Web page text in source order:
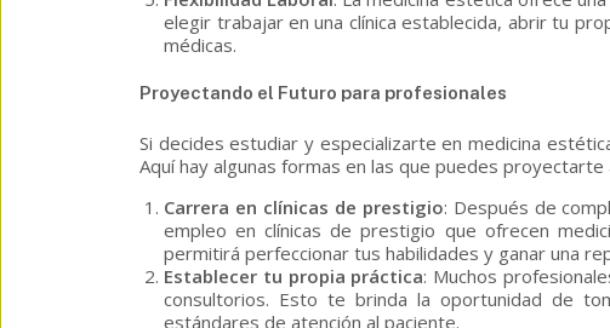
elegir trabajar en una clínica establecida, abrir tu
médicas.
Proyectando el Futuro para profesionales
Si decides estudiar y especializarte en medicina
Aquí hay algunas formas en las que puedes proyectarte
Carrera en clínicas de prestigio: Después de
empleo en clínicas de prestigio que ofrecen
permitirá perfeccionar tus habilidades y ganar una
Establecer tu propia práctica: Muchos
consultorios. Esto te brinda la oportunidad de
estándares de atención al paciente.